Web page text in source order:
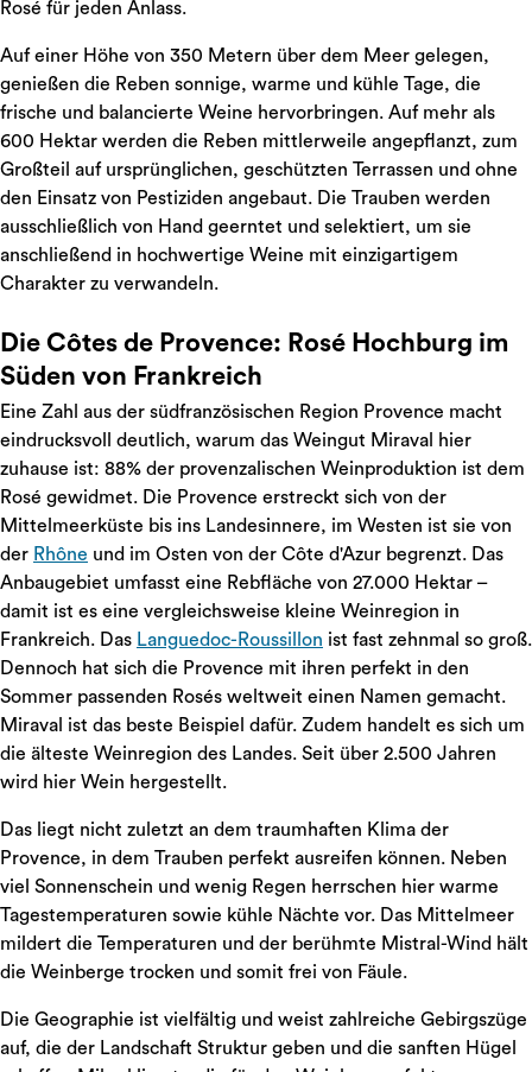
Rosé für jeden Anlass.
Auf einer Höhe von 350 Metern über dem Meer gelegen,
genießen die Reben sonnige, warme und kühle Tage, die
frische und balancierte Weine hervorbringen. Auf mehr als
600 Hektar werden die Reben mittlerweile angepflanzt, zum
Großteil auf ursprünglichen, geschützten Terrassen und ohne
den Einsatz von Pestiziden angebaut. Die Trauben werden
ausschließlich von Hand geerntet und selektiert, um sie
anschließend in hochwertige Weine mit einzigartigem
Charakter zu verwandeln.
Die Côtes de Provence: Rosé Hochburg im
Süden von Frankreich
Eine Zahl aus der südfranzösischen Region Provence macht
eindrucksvoll deutlich, warum das Weingut Miraval hier
zuhause ist: 88% der provenzalischen Weinproduktion ist dem
Rosé gewidmet. Die Provence erstreckt sich von der
Mittelmeerküste bis ins Landesinnere, im Westen ist sie von
der Rhône und im Osten von der Côte d'Azur begrenzt. Das
Anbaugebiet umfasst eine Rebfläche von 27.000 Hektar –
damit ist es eine vergleichsweise kleine Weinregion in
Frankreich. Das Languedoc-Roussillon ist fast zehnmal so groß.
Dennoch hat sich die Provence mit ihren perfekt in den
Sommer passenden Rosés weltweit einen Namen gemacht.
Miraval ist das beste Beispiel dafür. Zudem handelt es sich um
die älteste Weinregion des Landes. Seit über 2.500 Jahren
wird hier Wein hergestellt.
Das liegt nicht zuletzt an dem traumhaften Klima der
Provence, in dem Trauben perfekt ausreifen können. Neben
viel Sonnenschein und wenig Regen herrschen hier warme
Tagestemperaturen sowie kühle Nächte vor. Das Mittelmeer
mildert die Temperaturen und der berühmte Mistral-Wind hält
die Weinberge trocken und somit frei von Fäule.
Die Geographie ist vielfältig und weist zahlreiche Gebirgszüge
auf, die der Landschaft Struktur geben und die sanften Hügel